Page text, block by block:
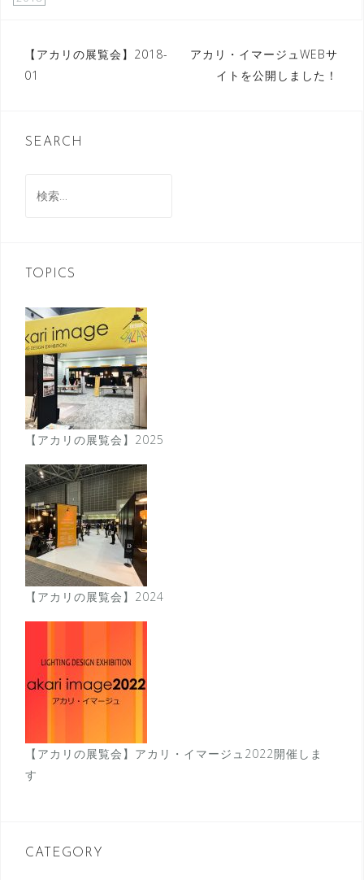
投
稿
ビ
ー
ン
【アカリの展覧会】2018-
01
アカリ・イマージュWEBサ
イトを公開しました！
SEARCH
索:
TOPICS
【アカリの展覧会】2025
【アカリの展覧会】2024
【アカリの展覧会】アカリ・イマージュ2022開催しま
す
CATEGORY